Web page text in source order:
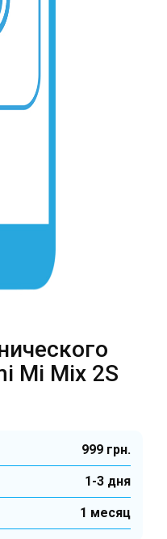
Дворец "Украина"
Mi Mix 2S
999 грн.
1-3 дня
1 месяц